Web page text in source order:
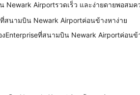
Newark Airportรวดเร็ว และง่ายดายพอสมค
สนามบิน Newark Airportค่อนข้างหาง่าย
Enterpriseที่สนามบิน Newark Airportค่อนข้